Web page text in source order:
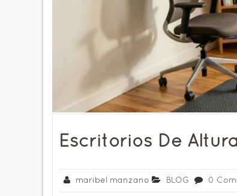
Escritorios De
maribel manzano BLOG 0